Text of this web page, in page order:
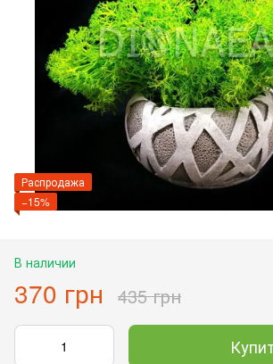
Распродажа
−15%
В наличии
370 грн 435 грн